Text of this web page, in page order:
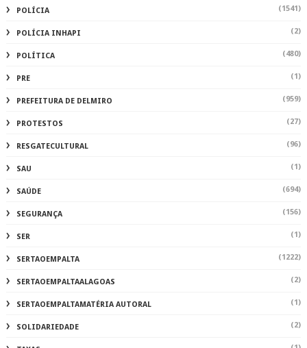
POLÍCIA (1541)
POLÍCIA INHAPI (2)
POLÍTICA (480)
PRE (1)
PREFEITURA DE DELMIRO (959)
PROTESTOS (27)
RESGATECULTURAL (96)
SAU (1)
SAÚDE (694)
SEGURANÇA (156)
SER (1)
SERTAOEMPALTA (1222)
SERTAOEMPALTAALAGOAS (2)
SERTAOEMPALTAMATÉRIA AUTORAL (1)
SOLIDARIEDADE (2)